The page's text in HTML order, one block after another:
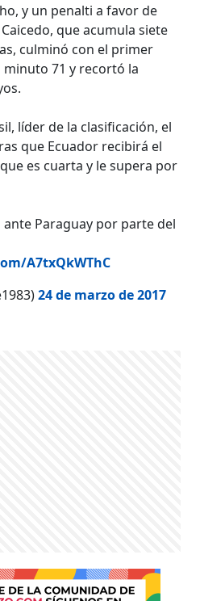
y un penalti a favor de
que acumula siete
culminó con el primer
71 y recortó la
líder de la clasificación, el
que Ecuador recibirá el
es cuarta y le supera por
Paraguay por parte del
A7txQkWThC
24 de marzo de 2017